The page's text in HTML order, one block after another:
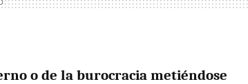
o de la burocracia metiéndose